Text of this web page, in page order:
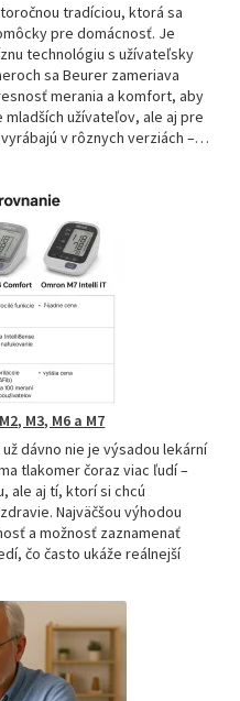
tradíciou, ktorá sa
pre domácnosť. Je
technológiu s užívateľsky
sa Beurer zameriava
merania a komfort, aby
užívateľov, ale aj pre
v rôznych verziách –…
M3, M6 a M7
dávno nie je výsadou lekární
tlakomer čoraz viac ľudí –
ale aj tí, ktorí si chcú
Najväčšou výhodou
a možnosť zaznamenať
čo často ukáže reálnejší